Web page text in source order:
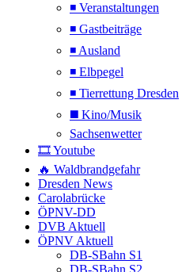
◾ Veranstaltungen
◾ Gastbeiträge
◾ Ausland
◾ Elbpegel
◾ Tierrettung Dresden
◼️ Kino/Musik
Sachsenwetter
🎞️ Youtube
🔥 Waldbrandgefahr
Dresden News
Carolabrücke
ÖPNV-DD
DVB Aktuell
ÖPNV Aktuell
DB-SBahn S1
DB-SBahn S2